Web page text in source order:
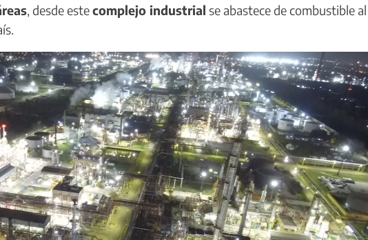
, desde estecomplejo industrial se abastece de combustible al